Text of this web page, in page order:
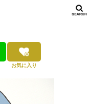
お気に入り